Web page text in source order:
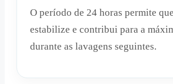
O período de 24 horas permite
estabilize e contribui para a
durante as lavagens seguintes.